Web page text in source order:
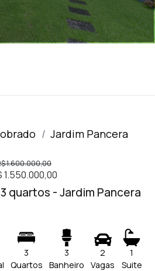
Jardim Pancera
1.600.000,00
1.550.000,00
quartos - Jardim Pancera
3
Quartos
3
Banheiro
2
Vagas
1
Suite